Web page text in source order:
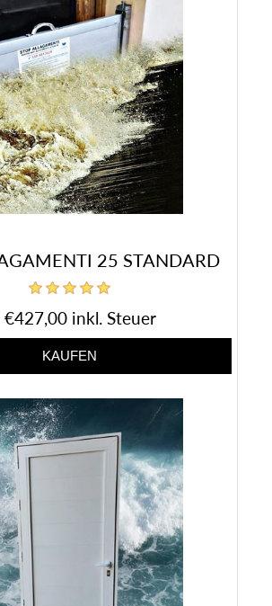
25 STANDARD
€427,00 inkl. Steuer